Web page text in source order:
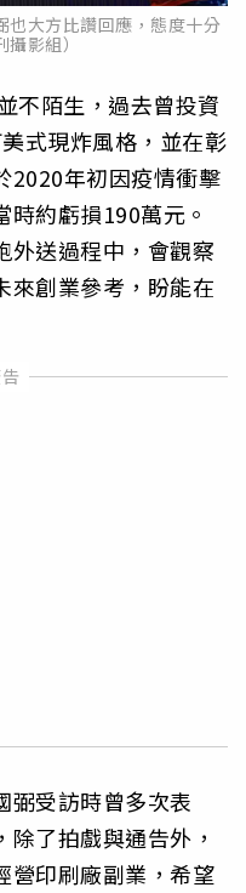
也大方比讚回應，態度十分
影組）
不陌生，過去曾投資
式現炸風格，並在彰
2020年初因疫情衝擊
約虧損190萬元。
外送過程中，會觀察
來創業參考，盼能在
弼受訪時曾多次表
了拍戲與通告外，
營印刷廠副業，希望